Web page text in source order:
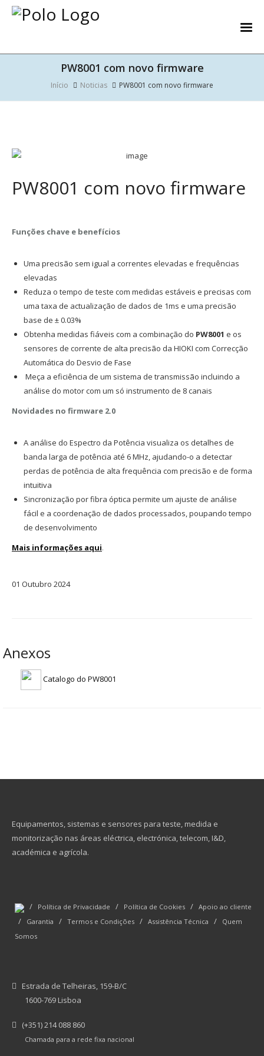
PW8001 com novo firmware
Início Noticias PW8001 com novo firmware
PW8001 com novo firmware
Funções chave e benefícios
Uma precisão sem igual a correntes elevadas e frequências
elevadas
Reduza o tempo de teste com medidas estáveis e precisas com
uma taxa de actualização de dados de 1ms e uma precisão
base de ± 0.03%
Obtenha medidas fiáveis com a combinação do PW8001 e os
sensores de corrente de alta precisão da HIOKI com Correcção
Automática do Desvio de Fase
Meça a eficiência de um sistema de transmissão incluindo a
análise do motor com um só instrumento de 8 canais
Novidades no firmware 2.0
A análise do Espectro da Potência visualiza os detalhes de
banda larga de potência até 6 MHz, ajudando-o a detectar
perdas de potência de alta frequência com precisão e de forma
intuitiva
Sincronização por fibra óptica permite um ajuste de análise
fácil e a coordenação de dados processados, poupando tempo
de desenvolvimento
Mais informações aqui.
01 Outubro 2024
Anexos
Catalogo do PW8001
Equipamentos, sistemas e sensores para teste, medida e
monitorização nas áreas eléctrica, electrónica, telecom, I&D,
académica e agrícola.
/ Política de Privacidade / Política de Cookies / Apoio ao cliente
/ Garantia / Termos e Condições / Assistência Técnica /
Quem
Somos
Estrada de Telheiras, 159-B/C
1600-769 Lisboa
(+351) 214 088 860
Chamada para a rede fixa nacional